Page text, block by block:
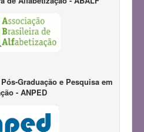
Graduação e Pesquisa em
- ANPED